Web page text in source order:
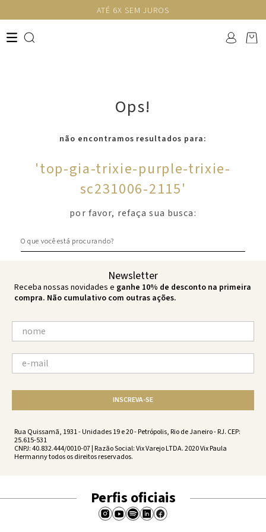
ATÉ 6X SEM JUROS
Ops!
não encontramos resultados para:
'top-gia-trixie-purple-trixie-
sc231006-2115'
por favor, refaça sua busca:
Newsletter
Receba nossas novidades e ganhe 10% de desconto na primeira
compra. Não cumulativo com outras ações.
INSCREVA-SE
Rua Quissamã, 1931 - Unidades 19 e 20 - Petrópolis, Rio de Janeiro - RJ. CEP:
25.615-531
CNPJ: 40.832.444/0010-07 | Razão Social: Vix Varejo LTDA. 2020 Vix Paula
Hermanny todos os direitos reservados.
Perfis oficiais